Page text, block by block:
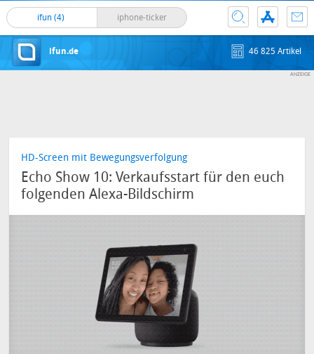
ifun (4) iphone-ticker
ifun.de 46 825 Artikel
HD-Screen mit Bewegungsverfolgung
Echo Show 10: Verkaufsstart für den euch
folgenden Alexa-Bildschirm